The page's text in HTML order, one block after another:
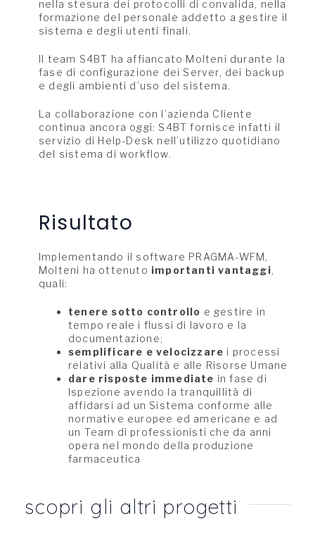
nella stesura dei protocolli di convalida, nella
formazione del personale addetto a gestire il
sistema e degli utenti finali.
Il team S4BT ha affiancato Molteni durante la
fase di configurazione dei Server, dei backup
e degli ambienti d’uso del sistema.
La collaborazione con l’azienda Cliente
continua ancora oggi: S4BT fornisce infatti il
servizio di Help-Desk nell’utilizzo quotidiano
del sistema di workflow.
Risultato
Implementando il software PRAGMA-WFM,
Molteni ha ottenuto importanti vantaggi,
quali:
tenere sotto controllo e gestire in
tempo reale i flussi di lavoro e la
documentazione;
semplificare e velocizzare i processi
relativi alla Qualità e alle Risorse Umane
dare risposte immediate in fase di
Ispezione avendo la tranquillità di
affidarsi ad un Sistema conforme alle
normative europee ed americane e ad
un Team di professionisti che da anni
opera nel mondo della produzione
farmaceutica
scopri gli altri progetti